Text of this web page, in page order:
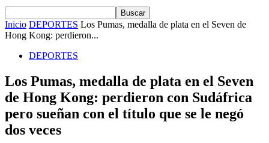
Inicio DEPORTES Los Pumas, medalla de plata en el Seven de
Hong Kong: perdieron...
DEPORTES
Los Pumas, medalla de plata en el Seven
de Hong Kong: perdieron con Sudáfrica
pero sueñan con el título que se le negó
dos veces